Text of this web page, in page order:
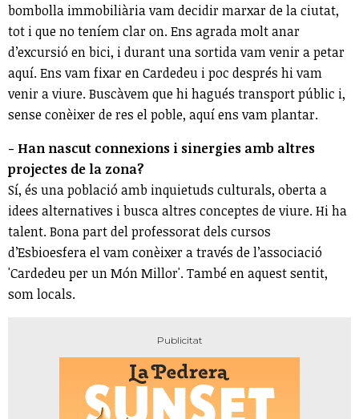
bombolla immobiliària vam decidir marxar de la ciutat,
tot i que no teníem clar on. Ens agrada molt anar
d’excursió en bici, i durant una sortida vam venir a petar
aquí. Ens vam fixar en Cardedeu i poc després hi vam
venir a viure. Buscàvem que hi hagués transport públic i,
sense conèixer de res el poble, aquí ens vam plantar.
- Han nascut connexions i sinergies amb altres
projectes de la zona?
Sí, és una població amb inquietuds culturals, oberta a
idees alternatives i busca altres conceptes de viure. Hi ha
talent. Bona part del professorat dels cursos
d’Esbioesfera el vam conèixer a través de l’associació
'Cardedeu per un Món Millor'. També en aquest sentit,
som locals.